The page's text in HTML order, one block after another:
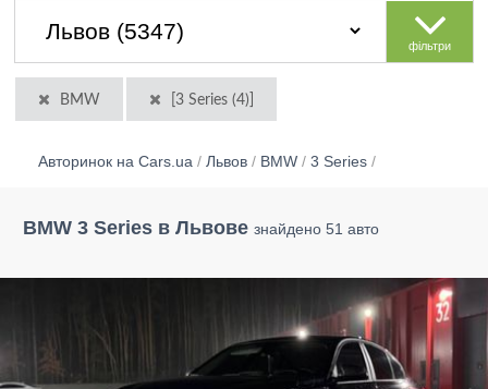
фільтри
BMW [3 Series (4)]
Авторинок на Cars.ua / Львов / BMW / 3 Series /
BMW 3 Series в Львове знайдено 51 авто